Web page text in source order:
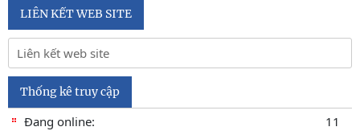
trong lành, bền vững (Lê Hồng Hạnh
LIÊN KẾT WEB SITE